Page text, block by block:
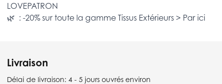
LOVEPATRON
🌿 : -20% sur toute la gamme Tissus Extérieurs > Par ici
Livraison
Délai de livraison: 4 - 5 jours ouvrés environ